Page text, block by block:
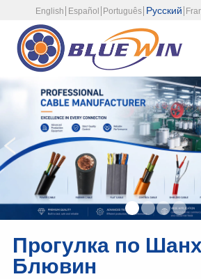
English Español Português Русский
Прогулка по
Блювин